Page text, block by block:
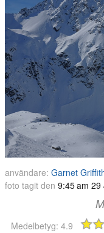
användare: Garnet
foto tagit den 9:45 am 29
Medelbetyg: 4.9